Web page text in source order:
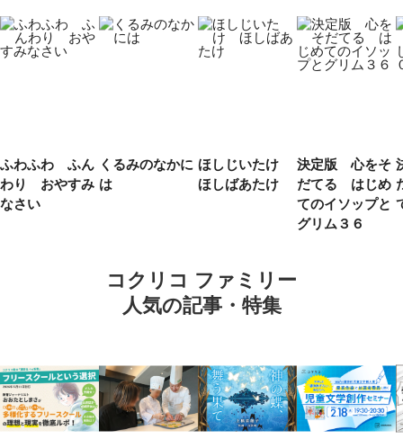
ふわふわ ふん
わり おやすみ
なさい
くるみのなかに
は
ほしじいたけ
ほしばあたけ
決定版 心をそ
だてる はじめ
てのイソップと
グリム３６
コクリコ ファミリー
人気の記事・特集